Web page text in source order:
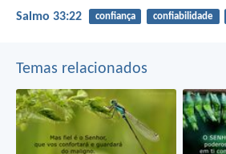
Salmo 33:22 confiança confiabilidade
Temas relacionados